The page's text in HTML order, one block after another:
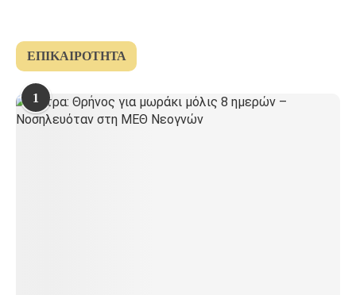
ΕΠΙΚΑΙΡΌΤΗΤΑ
1